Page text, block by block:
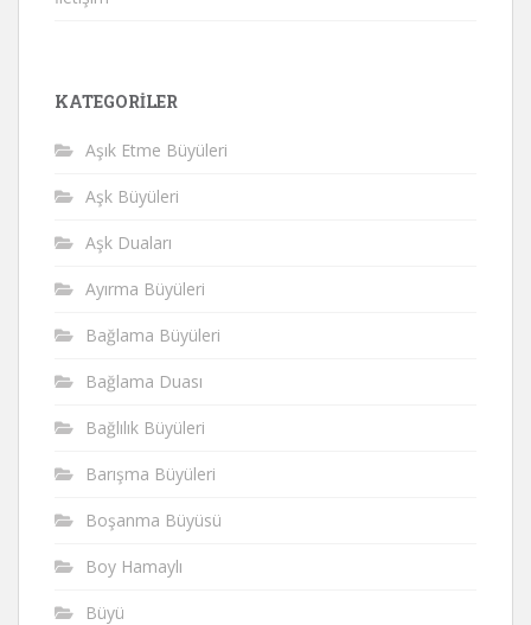
KATEGORILER
Aşık Etme Büyüleri
Aşk Büyüleri
Aşk Duaları
Ayırma Büyüleri
Bağlama Büyüleri
Bağlama Duası
Bağlılık Büyüleri
Barışma Büyüleri
Boşanma Büyüsü
Boy Hamaylı
Büyü